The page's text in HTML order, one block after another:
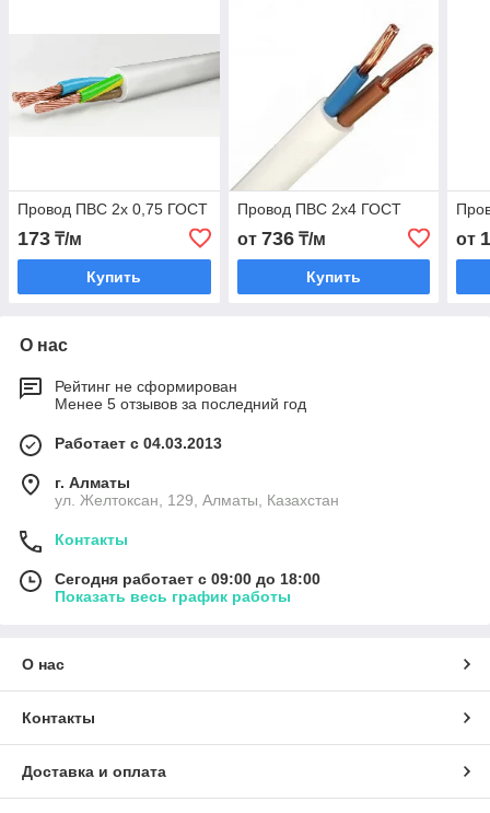
Провод ПВС 2x 0,75 ГОСТ
173 ₸/м
Купить
Провод ПВС 2х4 ГОСТ
от 736₸/м
Купить
от
О нас
Рейтинг не сформирован
Менее 5 отзывов за последний год
Работает с 04.03.2013
г. Алматы
ул. Желтоксан, 129, Алматы, Казахстан
Контакты
Сегодня работает с 09:00 до 18:00
Показать весь график работы
О нас
Контакты
Доставка и оплата